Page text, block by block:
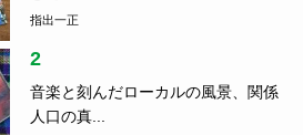
指出一正
2
音楽と刻んだローカルの風景、関係
人口の真...